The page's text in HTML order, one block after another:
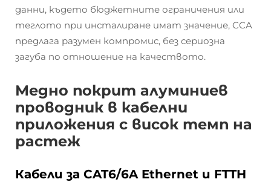
данни, където бюджетните ограничения или
теглото при инсталиране имат значение, CCA
предлага разумен компромис, без сериозна
загуба по отношение на качеството.
Медно покрит алуминиев
проводник в кабелни
приложения с висок темп на
растеж
Кабели за CAT6/6A Ethernet и FTTH